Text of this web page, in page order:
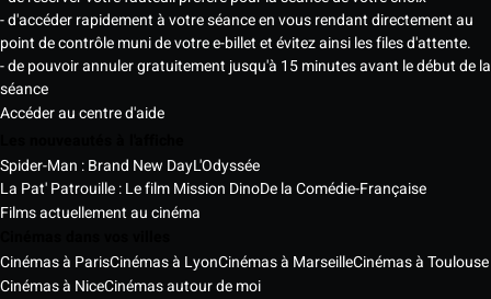
- d'accéder rapidement à votre séance en vous rendant directement au
point de contrôle muni de votre e-billet et évitez ainsi les files d'attente.
- de pouvoir annuler gratuitement jusqu'à 15 minutes avant le début de la
séance
Accéder au centre d'aide
Spider-Man : Brand New DayL'Odyssée
La Pat' Patrouille : Le film Mission DinoDe la Comédie-Française
Films actuellement au cinéma
Cinémas à ParisCinémas à LyonCinémas à MarseilleCinémas à Toulouse
Cinémas à NiceCinémas autour de moi